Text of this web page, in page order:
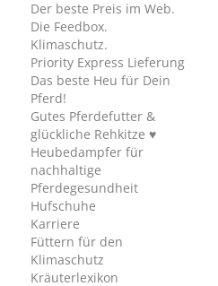
Der beste Preis im Web.
Die Feedbox.
Klimaschutz.
Priority Express Lieferung
Das beste Heu für Dein
Pferd!
Gutes Pferdefutter &
glückliche Rehkitze ♥
Heubedampfer für
nachhaltige
Pferdegesundheit
Hufschuhe
Karriere
Füttern für den
Klimaschutz
Kräuterlexikon